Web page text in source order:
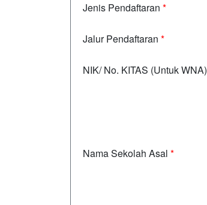
Jenis Pendaftaran *
Jalur Pendaftaran *
NIK/ No. KITAS (Untuk WNA)
Nama Sekolah Asal *